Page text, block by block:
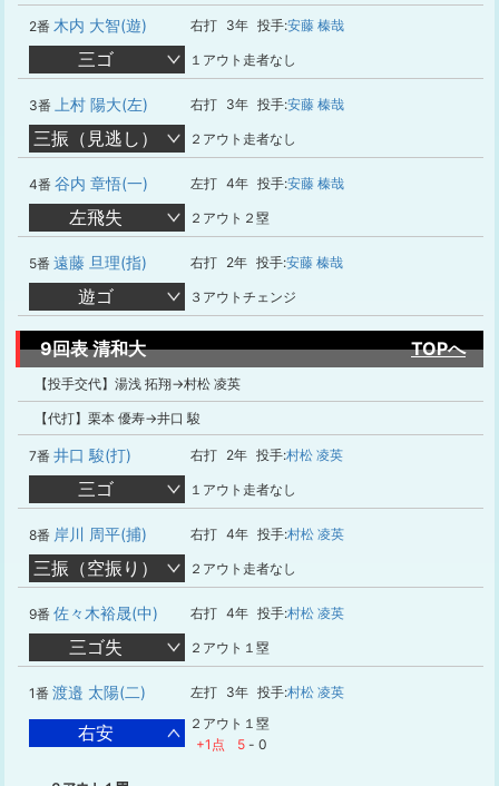
2番 木内 大智(遊) 右打 3年 投手:安藤 榛哉
三ゴ １アウト走者なし
3番 上村 陽大(左) 右打 3年 投手:安藤 榛哉
三振（見逃し） ２アウト走者なし
4番 谷内 章悟(一) 左打 4年 投手:安藤 榛哉
左飛失 ２アウト２塁
5番 遠藤 旦理(指) 右打 2年 投手:安藤 榛哉
遊ゴ ３アウトチェンジ
9回表 清和大 TOPへ
【投手交代】湯浅 拓翔→村松 凌英
【代打】栗本 優寿→井口 駿
7番 井口 駿(打) 右打 2年 投手:村松 凌英
三ゴ １アウト走者なし
8番 岸川 周平(捕) 右打 4年 投手:村松 凌英
三振（空振り） ２アウト走者なし
9番 佐々木裕晟(中) 右打 4年 投手:村松 凌英
三ゴ失 ２アウト１塁
1番 渡邉 太陽(二) 左打 3年 投手:村松 凌英
右安
２アウト１塁
+1点
5 - 0